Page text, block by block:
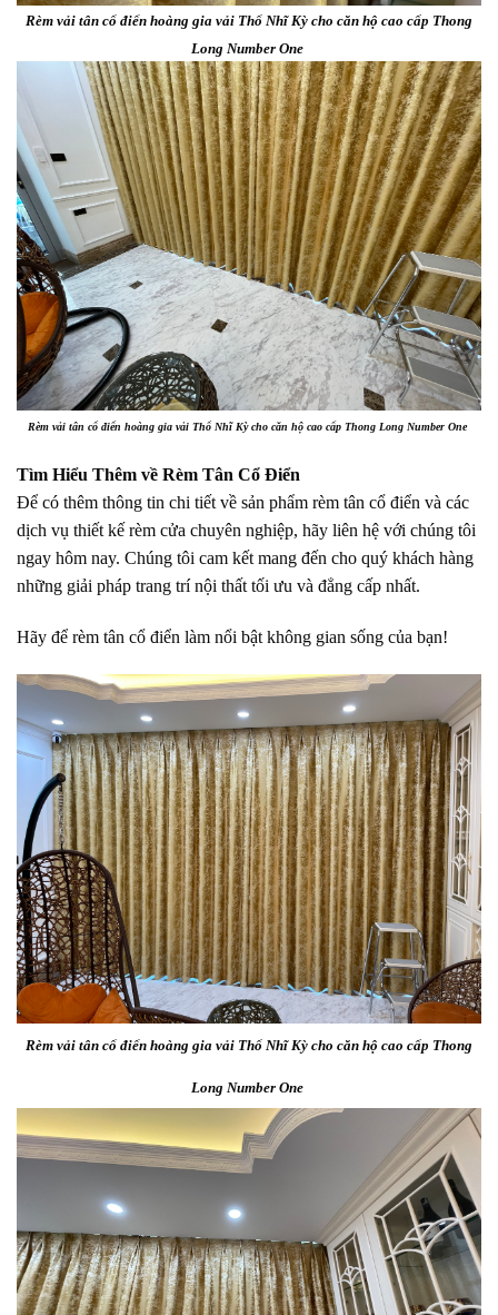
Rèm vải tân cổ điển hoàng gia vải Thổ Nhĩ Kỳ cho căn hộ cao cấp Thong
Long Number One
Rèm vải tân cổ điển hoàng gia vải Thổ Nhĩ Kỳ cho căn hộ cao cấp Thong Long Number One
Tìm Hiểu Thêm về Rèm Tân Cổ Điển
Để có thêm thông tin chi tiết về sản phẩm rèm tân cổ điển và các
dịch vụ thiết kế rèm cửa chuyên nghiệp, hãy liên hệ với chúng tôi
ngay hôm nay. Chúng tôi cam kết mang đến cho quý khách hàng
những giải pháp trang trí nội thất tối ưu và đẳng cấp nhất.
Hãy để rèm tân cổ điển làm nổi bật không gian sống của bạn!
Rèm vải tân cổ điển hoàng gia vải Thổ Nhĩ Kỳ cho căn hộ cao cấp Thong
Long Number One